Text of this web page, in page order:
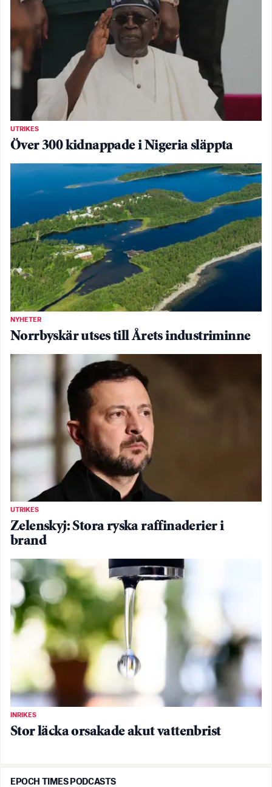
UTRIKES
Över 300 kidnappade i Nigeria släppta
NYHETER
Norrbyskär utses till Årets industriminne
UTRIKES
Zelenskyj: Stora ryska raffinaderier i
brand
INRIKES
Stor läcka orsakade akut vattenbrist
EPOCH TIMES PODCASTS